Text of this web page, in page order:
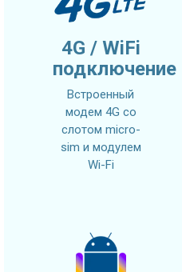
4G / WiFi
подключение
Встроенный
модем 4G со
слотом micro-
sim и модулем
Wi-Fi